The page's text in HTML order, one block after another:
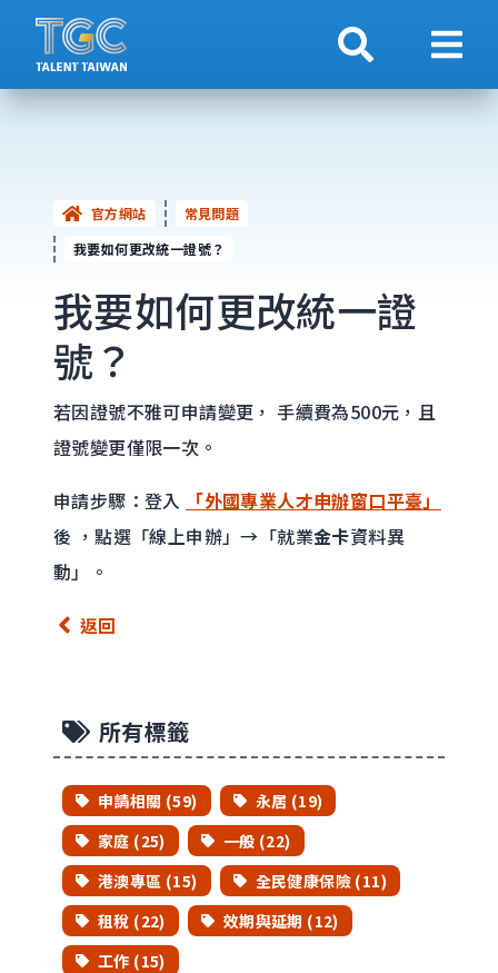
搜索 顯示
官方網站
常見問題
我要如何更改統一證號？
我要如何更改統一證
號？
若因證號不雅可申請變更， 手續費為500元，且
證號變更僅限一次。
申請步驟：登入
「外國專業人才申辦窗口平臺」
後 ，點選「線上申辦」→「就業金卡資料異
動」。
返回
所有標籤
申請相關 (59)
永居 (19)
家庭 (25)
一般 (22)
港澳專區 (15)
全民健康保險 (11)
租稅 (22)
效期與延期 (12)
工作 (15)